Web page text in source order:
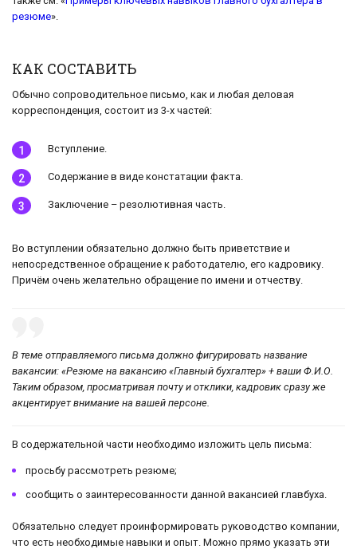
резюме».
КАК СОСТАВИТЬ
Обычно сопроводительное письмо, как и любая деловая
корреспонденция, состоит из 3-х частей:
Вступление.
Содержание в виде констатации факта.
Заключение – резолютивная часть.
Во вступлении обязательно должно быть приветствие и
непосредственное обращение к работодателю, его кадровику.
Причём очень желательно обращение по имени и отчеству.
В теме отправляемого письма должно фигурировать название
вакансии: «Резюме на вакансию «Главный бухгалтер» + ваши Ф.И.О.
Таким образом, просматривая почту и отклики, кадровик сразу же
акцентирует внимание на вашей персоне.
В содержательной части необходимо изложить цель письма:
просьбу рассмотреть резюме;
сообщить о заинтересованности данной вакансией главбуха.
Обязательно следует проинформировать руководство компании,
что есть необходимые навыки и опыт. Можно прямо указать эти